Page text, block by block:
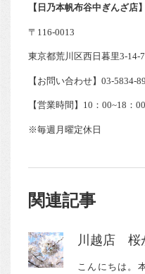
【日乃本帆布谷中ぎんざ店】
〒116-0013
東京都荒川区西日暮里3-14-7
【お問い合わせ】03-5834-
【営業時間】10：00~18：00
※毎週月曜定休日
関連記事
川越店 桜
こんにちは。